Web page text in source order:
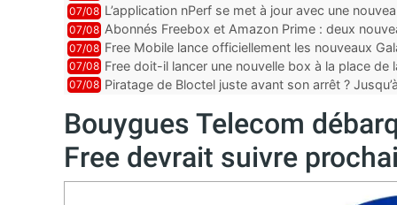
l’obtenir
07/08 L’application nPerf se met à jour avec une
Mobile, Orange, SFR ...
07/08 Abonnés Freebox et Amazon Prime : deux
07/08 Free Mobile lance officiellement les nouveaux
des promos et des cadeaux
07/08 Free doit-il lancer une nouvelle box à la place de
07/08 Piratage de Bloctel juste avant son arrêt ?
Bouygues Telecom
Free devrait suivre